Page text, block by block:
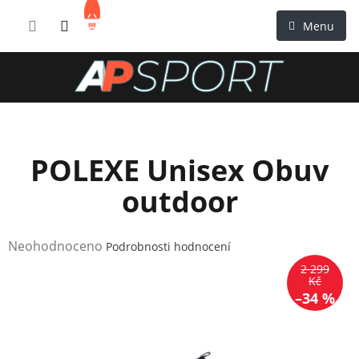
POLEXE Unisex Obuv
outdoor
Průměrné
Neohodnoceno Podrobnosti hodnocení
2 299
Kč
–34 %